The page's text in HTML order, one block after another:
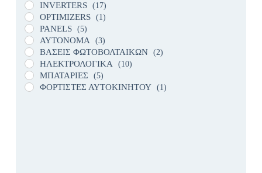
INVERTERS (17)
OPTIMIZERS (1)
PANELS (5)
ΑΥΤΟΝΟΜΑ (3)
ΒΑΣΕΙΣ ΦΩΤΟΒΟΛΤΑΙΚΩΝ (2)
ΗΛΕΚΤΡΟΛΟΓΙΚΑ (10)
ΜΠΑΤΑΡΙΕΣ (5)
ΦΟΡΤΙΣΤΕΣ ΑΥΤΟΚΙΝΗΤΟΥ (1)